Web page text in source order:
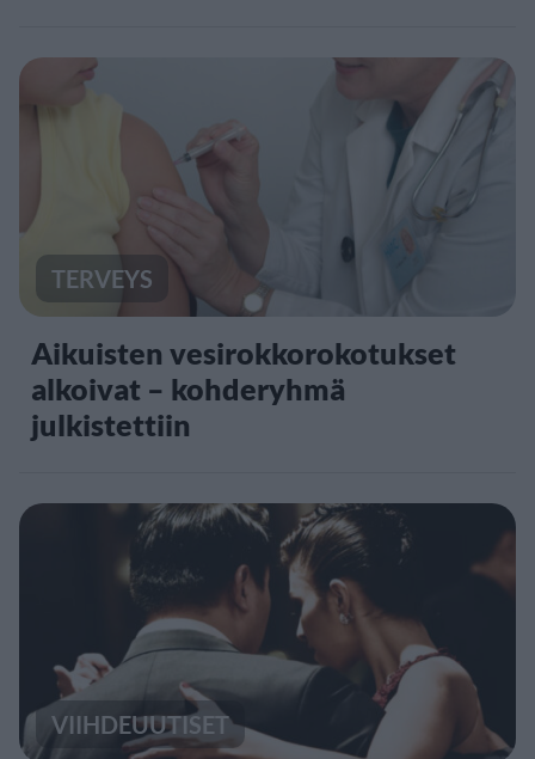
TERVEYS
Aikuisten vesirokkorokotukset
alkoivat – kohderyhmä
julkistettiin
VIIHDEUUTISET